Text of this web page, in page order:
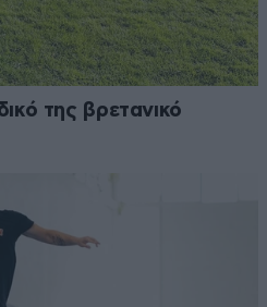
της βρετανικό